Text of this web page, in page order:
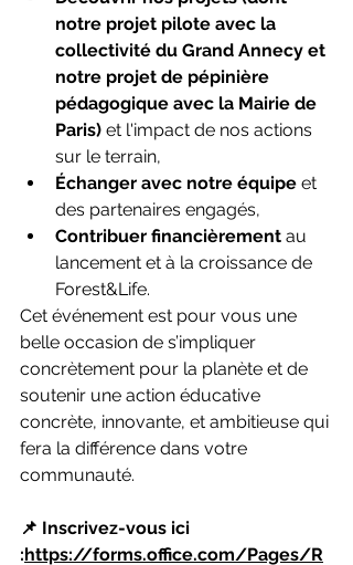
notre projet pilote avec la
collectivité du Grand Annecy et
notre projet de pépinière
pédagogique avec la Mairie de
Paris) et l'impact de nos actions
sur le terrain,
Échanger avec notre équipe et
des partenaires engagés,
Contribuer financièrement au
lancement et à la croissance de
Forest&Life.
Cet événement est pour vous une
belle occasion de s’impliquer
concrètement pour la planète et de
soutenir une action éducative
concrète, innovante, et ambitieuse qui
fera la différence dans votre
communauté.
📌 Inscrivez-vous ici
:https://forms.office.com/Pages/R